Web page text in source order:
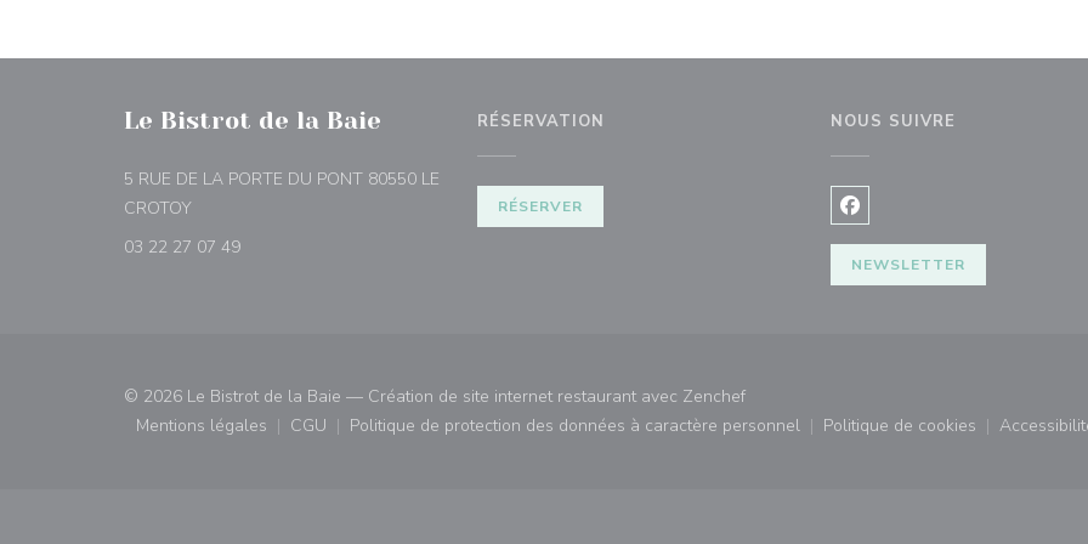
Le Bistrot de la Baie
5 RUE DE LA PORTE DU PONT 80550 LE
CROTOY((ouvre une nouvelle fenêtre))
03 22 27 07 49
RÉSERVATION
RÉSERVER
NOUS SUIVRE
Facebook ((ouvre une
NEWSLETTER
© 2026 Le Bistrot de la Baie — Création de site internet restaurant avec Zenchef((ouvre une nouvelle fenêtre))
Mentions légales
((ouvre une nouvelle fenêtre))
CGU
((ouvre une nouvelle fenêtre))
Politique de protection des données à caractère personnel
((ouvre une nouvelle fenêtre))
Politique de cookies
((ouvre une nouvelle